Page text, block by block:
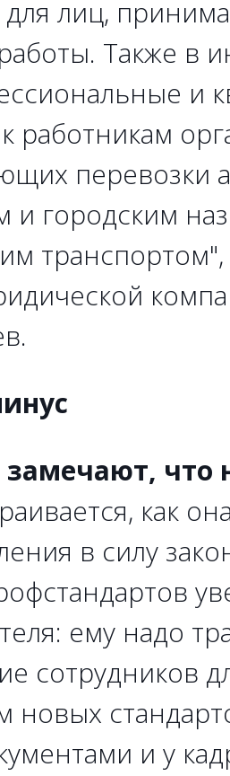
для лиц,
Также в
и
работникам
перевозки
и городским
что
как
в силу
ему надо
сотрудников
новых
и у